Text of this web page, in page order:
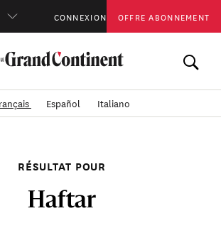
CONNEXION OFFRE ABONNEMENT
Español Italiano
RÉSULTAT POUR
Haftar